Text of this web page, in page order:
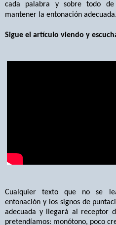
cada palabra y sobre todo
mantener la entonación adecuada.
Sigue el artículo viendo y
Cualquier texto que no se
entonación y los signos de
adecuada y llegará al receptor
pretendíamos: monótono, poco